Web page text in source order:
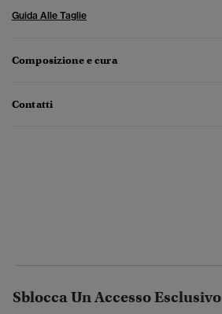
Guida Alle Taglie
Composizione e cura
Contatti
Sblocca Un Accesso Esclusivo